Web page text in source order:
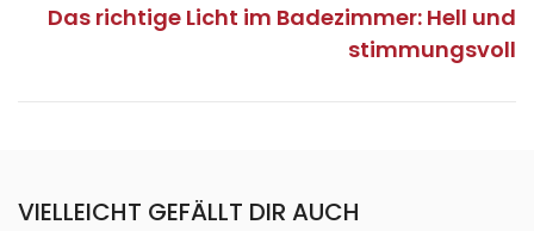
Das richtige Licht im Badezimmer: Hell und
stimmungsvoll
VIELLEICHT GEFÄLLT DIR AUCH